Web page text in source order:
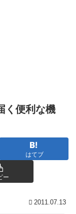
く便利な機
はてブ
ー
2011.07.13